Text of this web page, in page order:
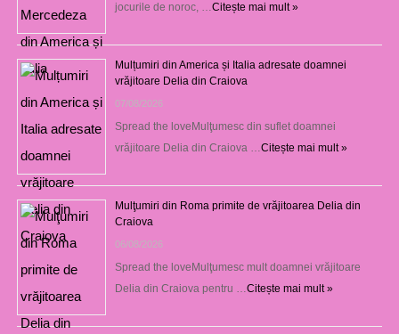
jocurile de noroc, …Citește mai mult »
Mulțumiri din America și Italia adresate doamnei
vrăjitoare Delia din Craiova
07/08/2026
Spread the loveMulţumesc din suflet doamnei
vrăjitoare Delia din Craiova …Citește mai mult »
Mulţumiri din Roma primite de vrăjitoarea Delia din
Craiova
06/08/2026
Spread the loveMulţumesc mult doamnei vrăjitoare
Delia din Craiova pentru …Citește mai mult »